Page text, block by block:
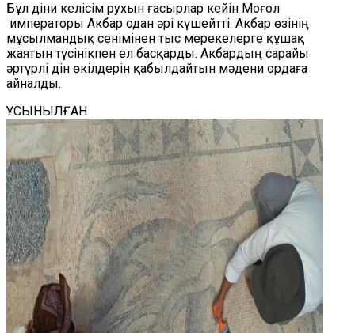
Бұл діни келісім рухын ғасырлар кейін Моғол
императоры Акбар одан әрі күшейтті. Акбар өзінің
мұсылмандық сенімінен тыс мерекелерге құшақ
жаятын түсінікпен ел басқарды. Акбардың сарайы
әртүрлі дін өкілдерін қабылдайтын мәдени ордаға
айналды.
ҰСЫНЫЛҒАН